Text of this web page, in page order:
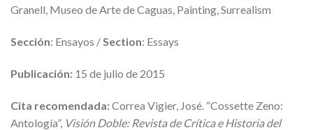
Granell, Museo de Arte de Caguas, Painting, Surrealism
Sección: Ensayos /Section: Essays
Publicación: 15 de julio de 2015
Cita recomendada:Correa Vigier, José. “Cossette Zeno:
Antología”, Visión Doble: Revista de Crítica e Historia del